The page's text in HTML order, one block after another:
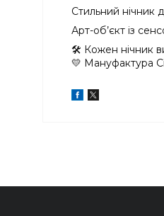
Стильний нічник
Арт-об’єкт із
🛠️ Кожен нічник
💛 Мануфактура